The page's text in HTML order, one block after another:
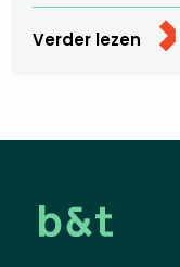
Verder lezen